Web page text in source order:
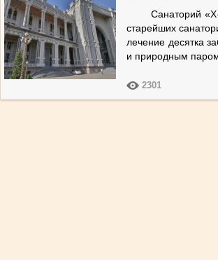
Санаторий
старейших
лечение десятка
и природным
2301